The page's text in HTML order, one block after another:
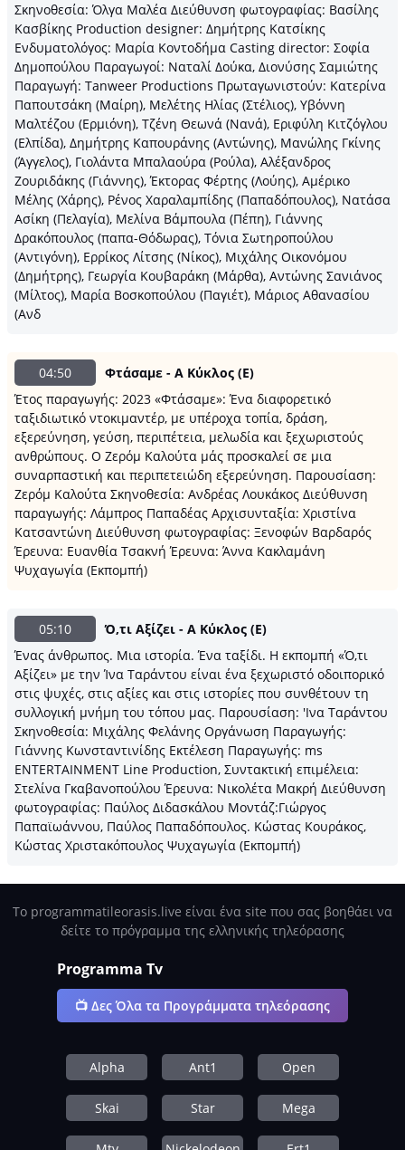
Σκηνοθεσία: Όλγα Μαλέα Διεύθυνση φωτογραφίας: Βασίλης
Κασβίκης Production designer: Δημήτρης Κατσίκης
Ενδυματολόγος: Μαρία Κοντοδήμα Casting director: Σοφία
Δημοπούλου Παραγωγοί: Ναταλί Δούκα, Διονύσης Σαμιώτης
Παραγωγή: Tanweer Productions Πρωταγωνιστούν: Κατερίνα
Παπουτσάκη (Μαίρη), Μελέτης Ηλίας (Στέλιος), Υβόννη
Μαλτέζου (Ερμιόνη), Τζένη Θεωνά (Νανά), Εριφύλη Κιτζόγλου
(Ελπίδα), Δημήτρης Καπουράνης (Αντώνης), Μανώλης Γκίνης
(Άγγελος), Γιολάντα Μπαλαούρα (Ρούλα), Αλέξανδρος
Ζουριδάκης (Γιάννης), Έκτορας Φέρτης (Λούης), Αμέρικο
Μέλης (Χάρης), Ρένος Χαραλαμπίδης (Παπαδόπουλος), Νατάσα
Ασίκη (Πελαγία), Μελίνα Βάμπουλα (Πέπη), Γιάννης
Δρακόπουλος (παπα-Θόδωρας), Τόνια Σωτηροπούλου
(Αντιγόνη), Ερρίκος Λίτσης (Νίκος), Μιχάλης Οικονόμου
(Δημήτρης), Γεωργία Κουβαράκη (Μάρθα), Αντώνης Σανιάνος
(Μίλτος), Μαρία Βοσκοπούλου (Παγιέτ), Mάριος Αθανασίου
(Ανδ
04:50
Φτάσαμε - Α Κύκλος (E)
Έτος παραγωγής: 2023 «Φτάσαμε»: Ένα διαφορετικό
ταξιδιωτικό ντοκιμαντέρ, με υπέροχα τοπία, δράση,
εξερεύνηση, γεύση, περιπέτεια, μελωδία και ξεχωριστούς
ανθρώπους. Ο Ζερόμ Καλούτα μάς προσκαλεί σε μια
συναρπαστική και περιπετειώδη εξερεύνηση. Παρουσίαση:
Ζερόμ Καλούτα Σκηνοθεσία: Ανδρέας Λουκάκος Διεύθυνση
παραγωγής: Λάμπρος Παπαδέας Αρχισυνταξία: Χριστίνα
Κατσαντώνη Διεύθυνση φωτογραφίας: Ξενοφών Βαρδαρός
Έρευνα: Ευανθία Τσακνή Έρευνα: Άννα Κακλαμάνη
Ψυχαγωγία (Εκπομπή)
05:10
Ό,τι Αξίζει - Α Κύκλος (E)
Ένας άνθρωπος. Μια ιστορία. Ένα ταξίδι. Η εκπομπή «Ό,τι
Αξίζει» με την Ίνα Ταράντου είναι ένα ξεχωριστό οδοιπορικό
στις ψυχές, στις αξίες και στις ιστορίες που συνθέτουν τη
συλλογική μνήμη του τόπου μας. Παρουσίαση: 'Ινα Ταράντου
Σκηνοθεσία: Μιχάλης Φελάνης Οργάνωση Παραγωγής:
Γιάννης Κωνσταντινίδης Εκτέλεση Παραγωγής: ms
ENTERTAINMENT Line Production, Συντακτική επιμέλεια:
Στελίνα Γκαβανοπούλου Έρευνα: Νικολέτα Μακρή Διεύθυνση
φωτογραφίας: Παύλος Διδασκάλου Μοντάζ:Γιώργος
Παπαϊωάννου, Παύλος Παπαδόπουλος. Κώστας Κουράκος,
Κώστας Χριστακόπουλος Ψυχαγωγία (Εκπομπή)
Το programmatileorasis.live είναι ένα site που σας βοηθάει να
δείτε το πρόγραμμα της ελληνικής τηλεόρασης
Programma Tv
📺 Δες Όλα τα Προγράμματα τηλεόρασης
Alpha Ant1 Open
Skai Star Mega